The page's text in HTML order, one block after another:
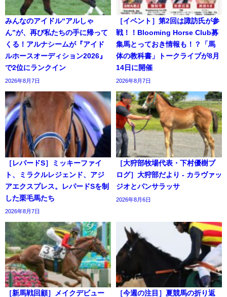
みんなのアイドル“アルしゃ
ん”が、再び私たちの手に帰って
くる！アルナシームが『アイド
ルホースオーディション2026』
で2位にランクイン
2026年8月7日
［イベント］第2回は諏訪氏が参
戦！！Blooming Horse Club募
集馬とっておき情報も！？「馬
体の教科書」トークライブが8月
14日に開催
2026年8月7日
［レパードS］ミッキーファイ
ト、ミラクルレジェンド、アジ
アエクスプレス。レパードSを制
した栗毛馬たち
2026年8月7日
［大狩部牧場代表・下村優樹ブ
ログ］大狩部だより - カラヴァッ
ジオとパンサラッサ
2026年8月6日
［新馬戦回顧］メイクデビュー
［今週の注目］夏競馬の折り返